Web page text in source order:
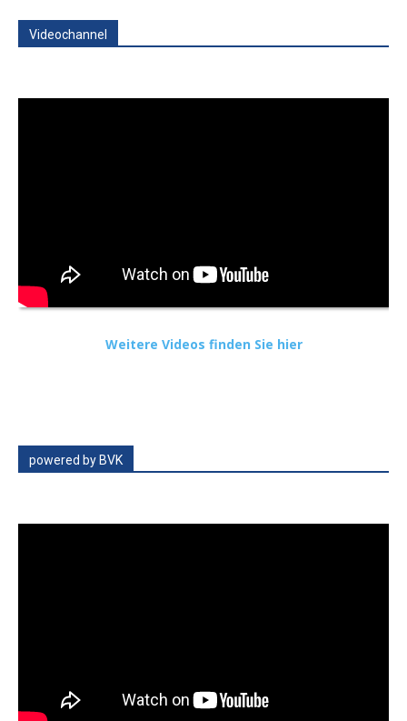
Videochannel
Weitere Videos finden Sie hier
powered by BVK